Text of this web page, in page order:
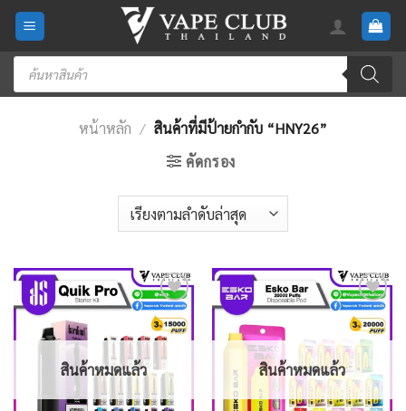
Skip
content
Products
search
หน้าหลัก / สินค้าที่มีป้ายกำกับ “HNY26”
คัดกรอง
Add
to
wishlist
สินค้าหมดแล้ว
Add
to
wishlist
สินค้าหมดแล้ว